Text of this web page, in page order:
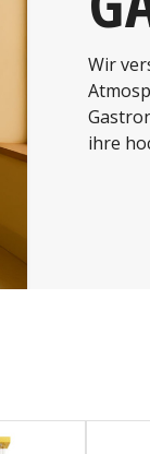
Wir
ihre